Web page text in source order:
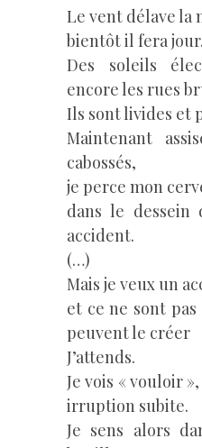
Le vent délave la
bientôt il fera jour.
Des soleils
encore les rues
Ils sont livides et
Maintenant
cabossés,
je perce mon
dans le dessein
accident.
(…)
Mais je veux un
et ce ne sont
peuvent le créer
J’attends.
Je vois « vouloir
irruption subite.
Je sens alors